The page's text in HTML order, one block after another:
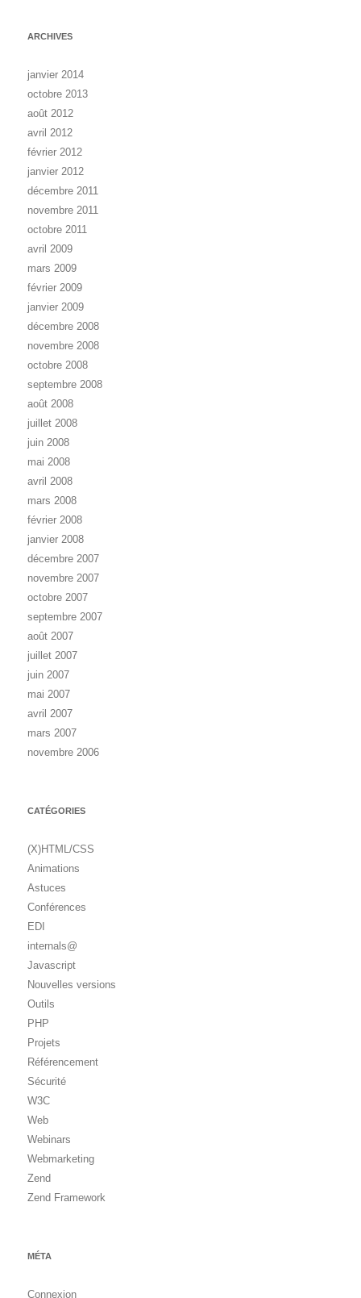
ARCHIVES
janvier 2014
octobre 2013
août 2012
avril 2012
février 2012
janvier 2012
décembre 2011
novembre 2011
octobre 2011
avril 2009
mars 2009
février 2009
janvier 2009
décembre 2008
novembre 2008
octobre 2008
septembre 2008
août 2008
juillet 2008
juin 2008
mai 2008
avril 2008
mars 2008
février 2008
janvier 2008
décembre 2007
novembre 2007
octobre 2007
septembre 2007
août 2007
juillet 2007
juin 2007
mai 2007
avril 2007
mars 2007
novembre 2006
CATÉGORIES
(X)HTML/CSS
Animations
Astuces
Conférences
EDI
internals@
Javascript
Nouvelles versions
Outils
PHP
Projets
Référencement
Sécurité
W3C
Web
Webinars
Webmarketing
Zend
Zend Framework
MÉTA
Connexion